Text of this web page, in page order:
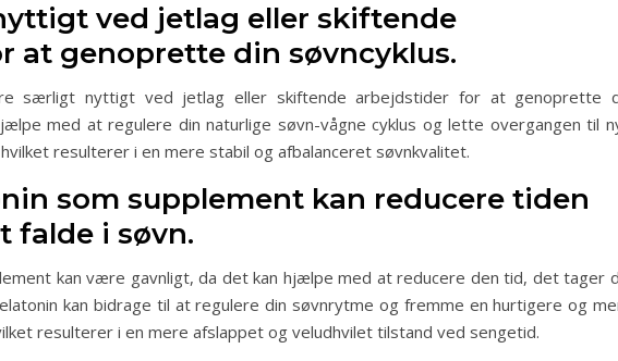
ved jetlag eller skiftende
at genoprette din søvncyklus.
særligt nyttigt ved jetlag eller skiftende arbejdstider for at genoprette
med at regulere din naturlige søvn-vågne cyklus og lette overgangen til
resulterer i en mere stabil og afbalanceret søvnkvalitet.
som supplement kan reducere tiden
falde i søvn.
kan være gavnligt, da det kan hjælpe med at reducere den tid, det tager
kan bidrage til at regulere din søvnrytme og fremme en hurtigere og
resulterer i en mere afslappet og veludhvilet tilstand ved sengetid.